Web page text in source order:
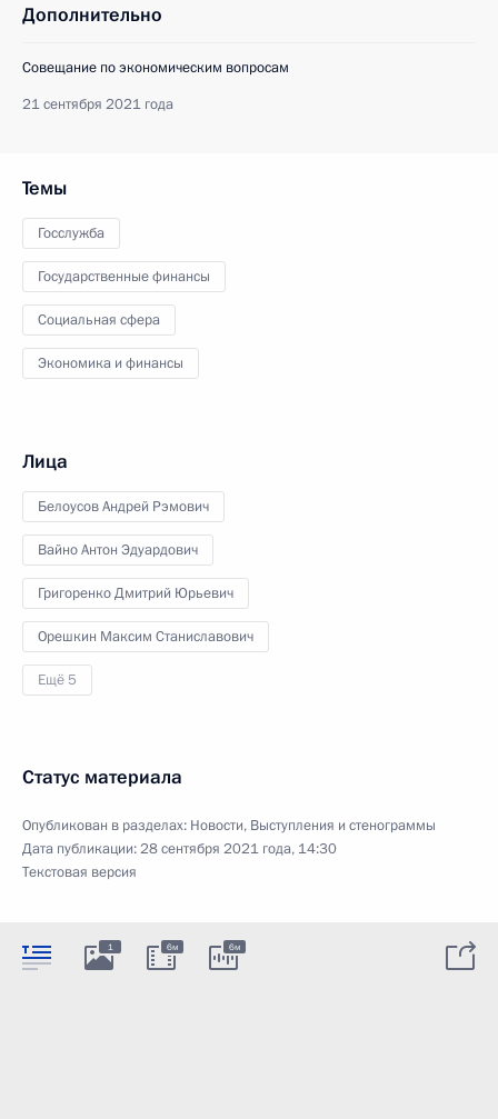
Дополнительно
Совещание по экономическим вопросам
21 сентября 2021 года
Темы
Госслужба
Государственные финансы
Социальная сфера
Экономика и финансы
Лица
Белоусов Андрей Рэмович
Вайно Антон Эдуардович
Григоренко Дмитрий Юрьевич
Орешкин Максим Станиславович
Ещё 5
Статус материала
Опубликован в разделах: Новости, Выступления и стенограммы
Дата публикации:28 сентября 2021 года, 14:30
Текстовая версия
1 6м 6м